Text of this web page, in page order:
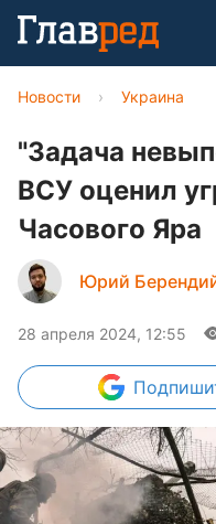
Новости › Украина
"Задача
ВСУ оценил
Часового Яра
Юрий
28 апреля 2024, 12:55